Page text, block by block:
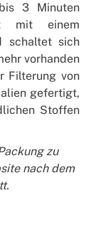
3 Minuten
mit einem
schaltet sich
vorhanden
Filterung von
gefertigt,
Stoffen
zu
nach dem